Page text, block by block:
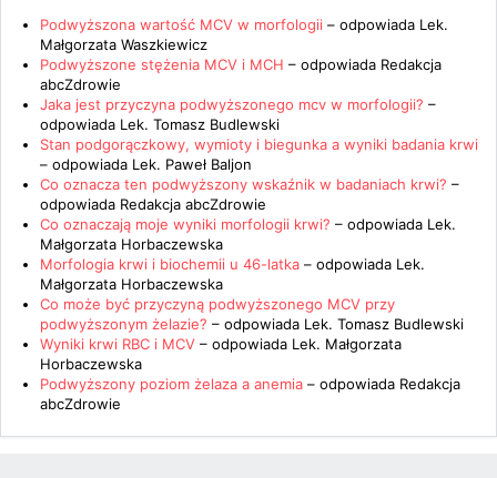
Podwyższona wartość MCV w morfologii – odpowiada Lek.
Małgorzata Waszkiewicz
Podwyższone stężenia MCV i MCH – odpowiada Redakcja
abcZdrowie
Jaka jest przyczyna podwyższonego mcv w morfologii? –
odpowiada Lek. Tomasz Budlewski
Stan podgorączkowy, wymioty i biegunka a wyniki badania krwi
– odpowiada Lek. Paweł Baljon
Co oznacza ten podwyższony wskaźnik w badaniach krwi? –
odpowiada Redakcja abcZdrowie
Co oznaczają moje wyniki morfologii krwi? – odpowiada Lek.
Małgorzata Horbaczewska
Morfologia krwi i biochemii u 46-latka – odpowiada Lek.
Małgorzata Horbaczewska
Co może być przyczyną podwyższonego MCV przy
podwyższonym żelazie? – odpowiada Lek. Tomasz Budlewski
Wyniki krwi RBC i MCV – odpowiada Lek. Małgorzata
Horbaczewska
Podwyższony poziom żelaza a anemia – odpowiada Redakcja
abcZdrowie